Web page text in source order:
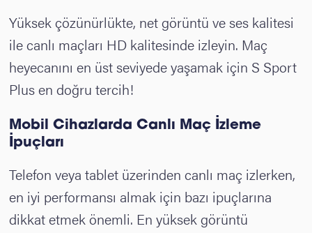
Yüksek çözünürlükte, net görüntü ve ses kalitesi
ile canlı maçları HD kalitesinde izleyin. Maç
heyecanını en üst seviyede yaşamak için S Sport
Plus en doğru tercih!
Mobil Cihazlarda Canlı Maç İzleme
İpuçları
Telefon veya tablet üzerinden canlı maç izlerken,
en iyi performansı almak için bazı ipuçlarına
dikkat etmek önemli. En yüksek görüntü